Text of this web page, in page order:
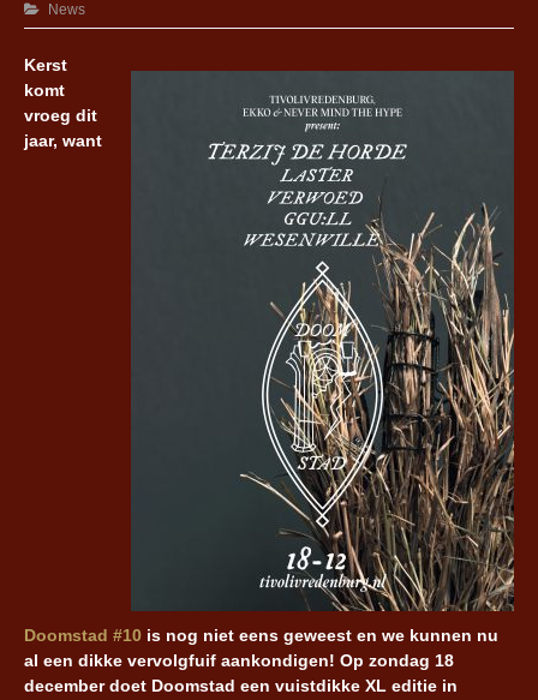
News
Kerst
komt
vroeg dit
jaar, want
Doomstad #10 is nog niet eens geweest en we kunnen nu
al een dikke vervolgfuif aankondigen! Op zondag 18
december doet Doomstad een vuistdikke XL editie in